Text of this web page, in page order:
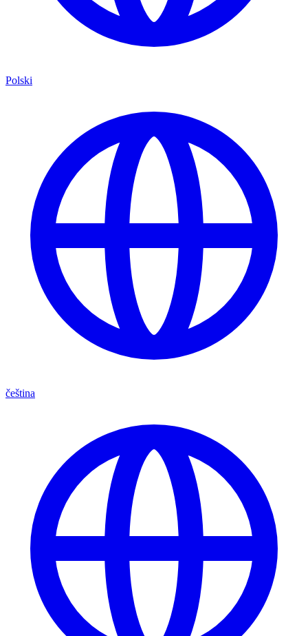
Polski
čeština